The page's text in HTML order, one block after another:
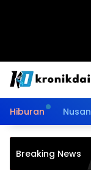
Hiburan
Breaking News
Harga